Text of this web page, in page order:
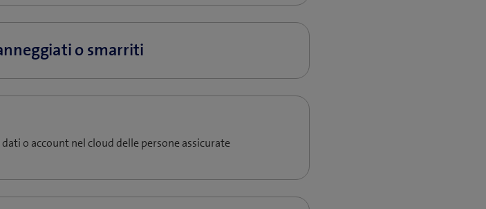
o account nel cloud delle persone assicurate